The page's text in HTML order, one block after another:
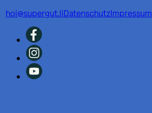
hoi@supergut.liDatenschutzImpressum